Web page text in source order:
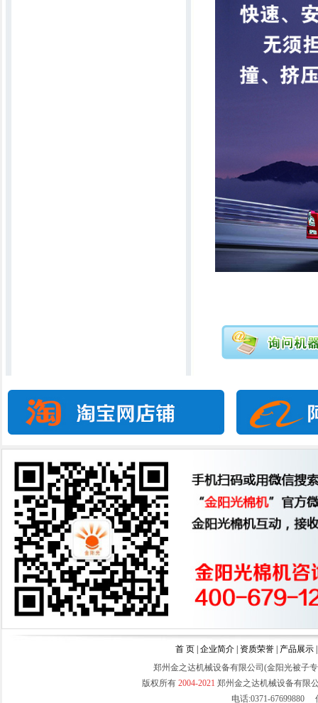
拉丝面弹花机
首 页| 企业简介| 资质荣誉| 产品展示
郑州金之达机械设备有限公司(金阳光被子
版权所有 2004-2021 郑州金之达机械设备有限
电话:0371-67699880